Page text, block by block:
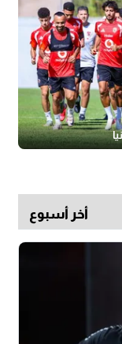
أخر أسبوع